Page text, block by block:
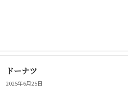
ドーナツ
2025年6月25日